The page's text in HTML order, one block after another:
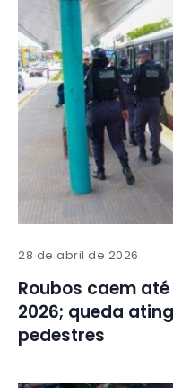
28 de abril de 2026
Roubos caem
2026; queda
pedestres